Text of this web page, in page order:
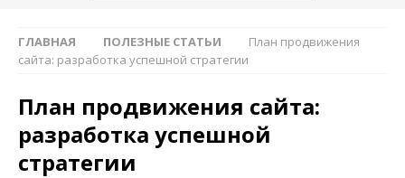
ГЛАВНАЯ ПОЛЕЗНЫЕ СТАТЬИ
План продвижения
сайта: разработка успешной стратегии
План продвижения сайта:
разработка успешной
стратегии